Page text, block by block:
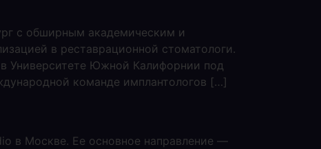
с обширным академическим и
в реставрационной стоматологи.
Университете Южной Калифорнии под
команде имплантологов […]
в Москве. Ее основное направление —